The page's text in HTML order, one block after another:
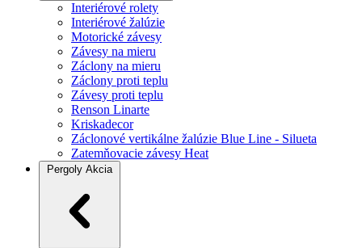
Interiérové rolety
Interiérové žalúzie
Motorické závesy
Závesy na mieru
Záclony na mieru
Záclony proti teplu
Závesy proti teplu
Renson Linarte
Kriskadecor
Záclonové vertikálne žalúzie Blue Line - Silueta
Zatemňovacie závesy Heat
Pergoly Akcia